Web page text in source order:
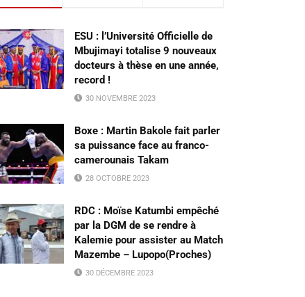
ESU : l’Université Officielle de
Mbujimayi totalise 9 nouveaux
docteurs à thèse en une année,
record !
30 NOVEMBRE 2023
Boxe : Martin Bakole fait parler
sa puissance face au franco-
camerounais Takam
28 OCTOBRE 2023
RDC : Moïse Katumbi empêché
par la DGM de se rendre à
Kalemie pour assister au Match
Mazembe – Lupopo(Proches)
30 DÉCEMBRE 2023